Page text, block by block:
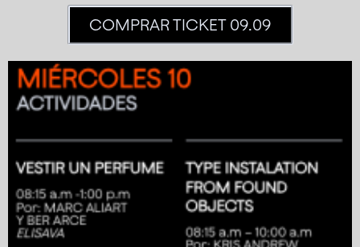
COMPRAR TICKET 09.09